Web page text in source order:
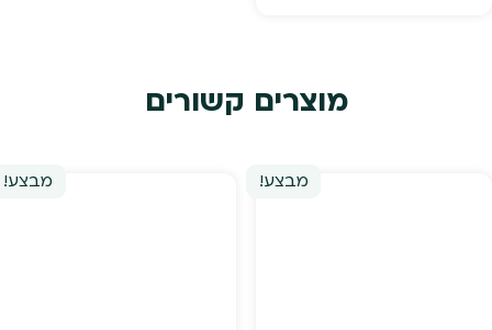
מוצרים קשורים
מבצע! מבצע!